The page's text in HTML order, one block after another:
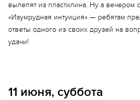
вылепят из пластилина. Ну а вечером
«Изумрудная интуиция» — ребятам
ответы одного из своих друзей на
удачи!
11 июня, суббота